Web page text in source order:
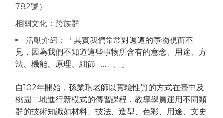
782號）
相關文化：跨族群
活動介紹：
「其實我們常常對週遭的事物視而不
見，因為我們不知道這些事物所含有的意念、用途、方
法、機能、原理、細節……….。」
自102年開始，孫業琪老師以實驗性質的方式在臺中及
桃園二地進行新模式的傳習課程，教導學員運用不同類
群的技術知識如材料、技法、造型、色彩、用途、文史